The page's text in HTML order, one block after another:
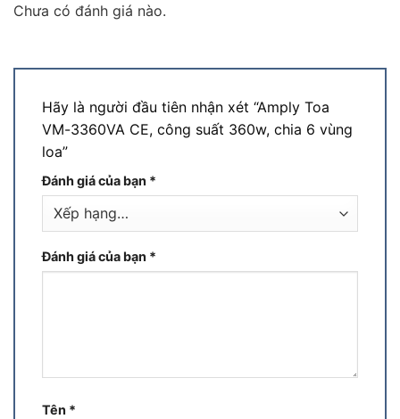
Chưa có đánh giá nào.
Hãy là người đầu tiên nhận xét “Amply Toa
VM-3360VA CE, công suất 360w, chia 6 vùng
loa”
Đánh giá của bạn *
Đánh giá của bạn *
Tên *